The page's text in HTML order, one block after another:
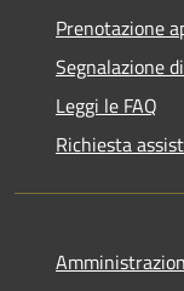
Prenotazione
Segnalazione
Leggi le FAQ
Richiesta